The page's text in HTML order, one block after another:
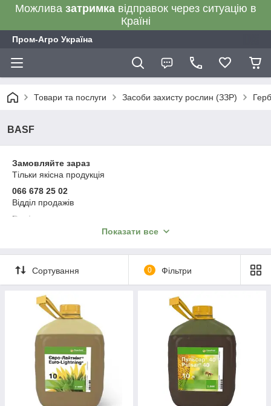
Можлива затримкавідправок через ситуацію в
Країні
Пром-Агро Україна
Товари та послуги Засоби захисту рослин (ЗЗР)
BASF
Замовляйте зараз
Тільки якісна продукція
066 678 25 02
Відділ продажів
Варіанти оплати:
післяплата, онлайн-оплата, на рахунок ФОП без ПДВ
або будь-яким іншим зручним для вас способом
Відправка впродовж 1–3 робочих днів
Телефонуйте прямо зараз
Показати все
Сортування 0 Фільтри